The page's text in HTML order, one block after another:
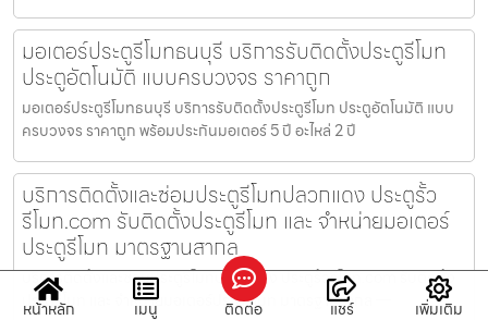
มอเตอร์ประตูรีโมทธนบุรี บริการรับติดตั้งประตูรีโมท
ประตูอัตโนมัติ แบบครบวงจร ราคาถูก
มอเตอร์ประตูรีโมทธนบุรี บริการรับติดตั้งประตูรีโมท ประตูอัตโนมัติ แบบ
ครบวงจร ราคาถูก พร้อมประกันมอเตอร์ 5 ปี อะไหล่ 2 ปี
บริการติดตั้งและซ่อมประตูรีโมทปลวกแดง ประตูรั้ว
รีโมท.com รับติดตั้งประตูรีโมท และ จำหน่ายมอเตอร์
ประตูรีโมท มาตรฐานสากล
บริการติดตั้งและซ่อมประตูรีโมทปลวกแดง ประตูรั้วรีโมท.com รับติดตั้ง
ประตูรีโมท และ จำหน่ายมอเตอร์ประตูรีโมท มาตรฐานสากล —
หน้าหลัก เมนู ติดต่อ แชร์ เพิ่มเติม